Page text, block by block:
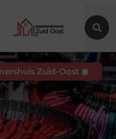
Zuid-Oost ◉